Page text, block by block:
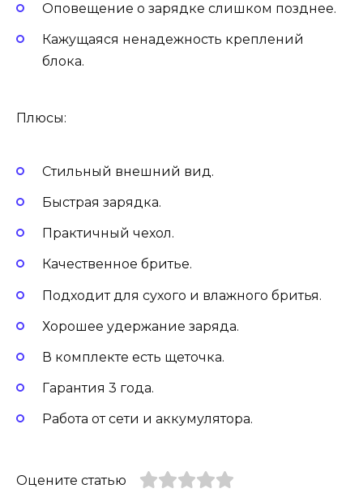
Оповещение о зарядке слишком позднее.
Кажущаяся ненадежность креплений
блока.
Плюсы:
Стильный внешний вид.
Быстрая зарядка.
Практичный чехол.
Качественное бритье.
Подходит для сухого и влажного бритья.
Хорошее удержание заряда.
В комплекте есть щеточка.
Гарантия 3 года.
Работа от сети и аккумулятора.
Оцените статью